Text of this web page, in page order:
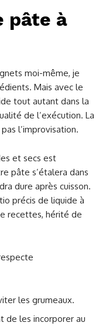
pâte à
moi-même, je
Mais avec le
tout autant dans la
de l’exécution. La
l’improvisation.
et secs est
pâte s’étalera dans
dure après cuisson.
précis de liquide à
recettes, hérité de
les grumeaux.
de les incorporer au